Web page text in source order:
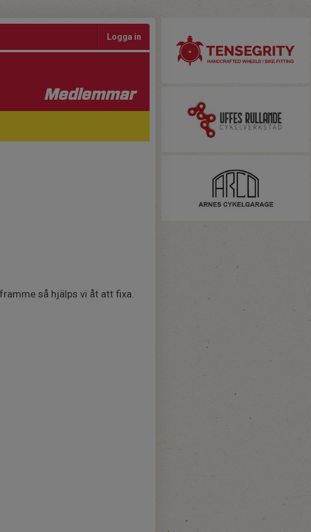
Logga in
Medlemmar
så hjälps vi åt att fixa.